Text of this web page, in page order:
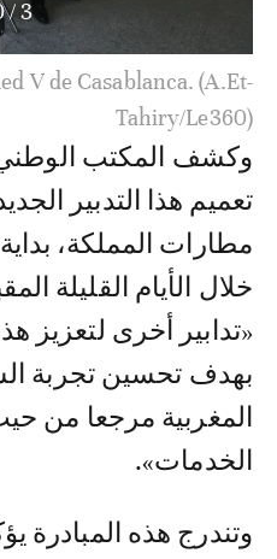
4
/
V de Casablanca. (A.Et-
Tahiry/Le360)
وكشف المكتب
تعميم هذا التدبير
مطارات المملكة،
خلال الأيام القليلة
«تدابير أخرى لتعزيز
بهدف تحسين تجربة
المغربية مرجعا من
الخدمات».
وتندرج هذه المبادرة